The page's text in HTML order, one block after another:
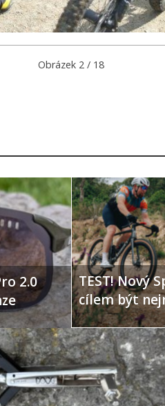
Obrázek 2 / 18
2.0
TEST! Nový
cílem být